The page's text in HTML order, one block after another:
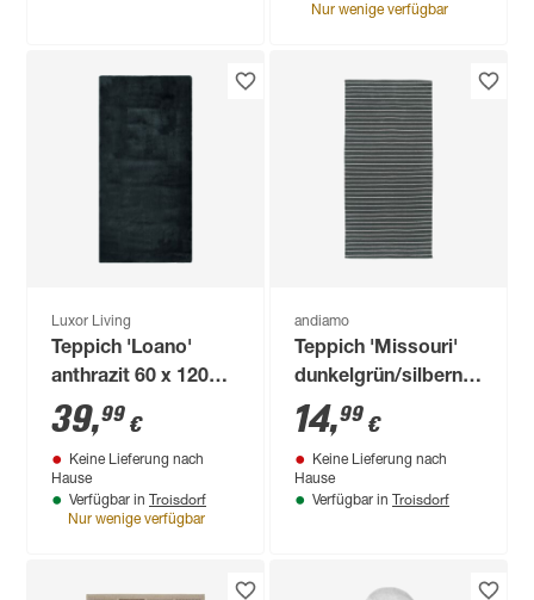
Nur wenige verfügbar
Luxor Living
Teppich 'Loano'
anthrazit 60 x 120
cm
39,99 €
Keine Lieferung nach
Hause
Verfügbar in Troisdorf
Nur wenige verfügbar
andiamo
Teppich 'Missouri'
dunkelgrün/silbern
60 x 120 cm
14,99 €
Keine Lieferung nach
Hause
Verfügbar in Troisdorf